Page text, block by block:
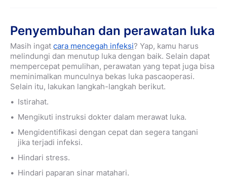
Penyembuhan dan perawatan luka
Masih ingat cara mencegah infeksi? Yap, kamu harus
melindungi dan menutup luka dengan baik. Selain dapat
mempercepat pemulihan, perawatan yang tepat juga bisa
meminimalkan munculnya bekas luka pascaoperasi.
Selain itu, lakukan langkah-langkah berikut.
Istirahat.
Mengikuti instruksi dokter dalam merawat luka.
Mengidentifikasi dengan cepat dan segera tangani
jika terjadi infeksi.
Hindari stress.
Hindari paparan sinar matahari.